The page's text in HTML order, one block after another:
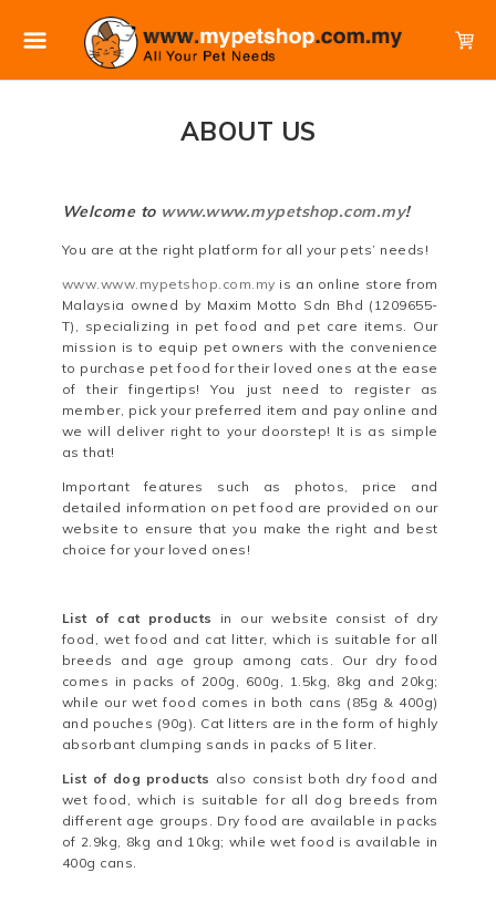
ABOUT US
Welcome to www.www.mypetshop.com.my!
You are at the right platform for all your pets’ needs!
www.www.mypetshop.com.my is an online store from
Malaysia owned by Maxim Motto Sdn Bhd (1209655-
T), specializing in pet food and pet care items. Our
mission is to equip pet owners with the convenience
to purchase pet food for their loved ones at the ease
of their fingertips! You just need to register as
member, pick your preferred item and pay online and
we will deliver right to your doorstep! It is as simple
as that!
Important features such as photos, price and
detailed information on pet food are provided on our
website to ensure that you make the right and best
choice for your loved ones!
List of cat products
in our website consist of dry
food, wet food and cat litter, which is suitable for all
breeds and age group among cats. Our dry food
comes in packs of 200g, 600g, 1.5kg, 8kg and 20kg;
while our wet food comes in both cans (85g & 400g)
and pouches (90g ). Cat litters are in the form of highly
absorbant clumping sands in packs of 5 liter.
List of dog products also consist both dry food and
wet food, which is suitable for all dog breeds from
different age groups. Dry food are available in packs
of 2.9kg, 8kg and 10kg; while wet food is available in
400g cans.